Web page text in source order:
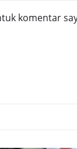
komentar